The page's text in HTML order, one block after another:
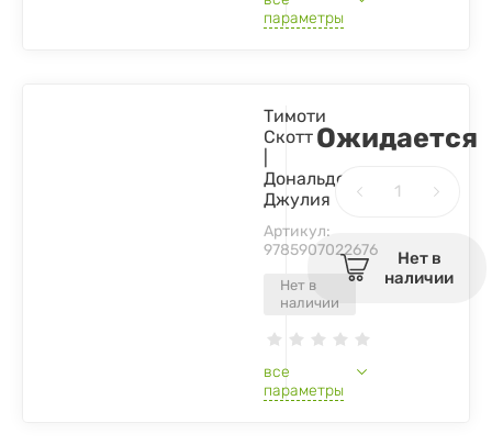
параметры
Нет в
наличии
Тимоти
Скотт
Дональдсон
Джулия
Артикул:
9785907022676
все
параметры
Ожидается
Нет в
наличии